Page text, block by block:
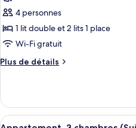
ce
type
de
chambre :
Appartement,
(Suite)
4 personnes
1 lit double et 2 lits 1 place
Wi-Fi gratuit
Plus de détails
Plus
le
type
de
Afficher
6